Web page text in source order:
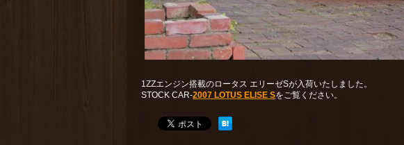
1ZZエンジン搭載のロータス エリーゼSが入荷いたしました。
STOCK CAR-2007 LOTUS ELISE Sをご覧ください。